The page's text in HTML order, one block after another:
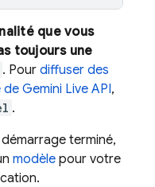
que vous
toujours une
. Pour diffuser des
de Gemini Live API,
.
terminé,
modèle pour votre